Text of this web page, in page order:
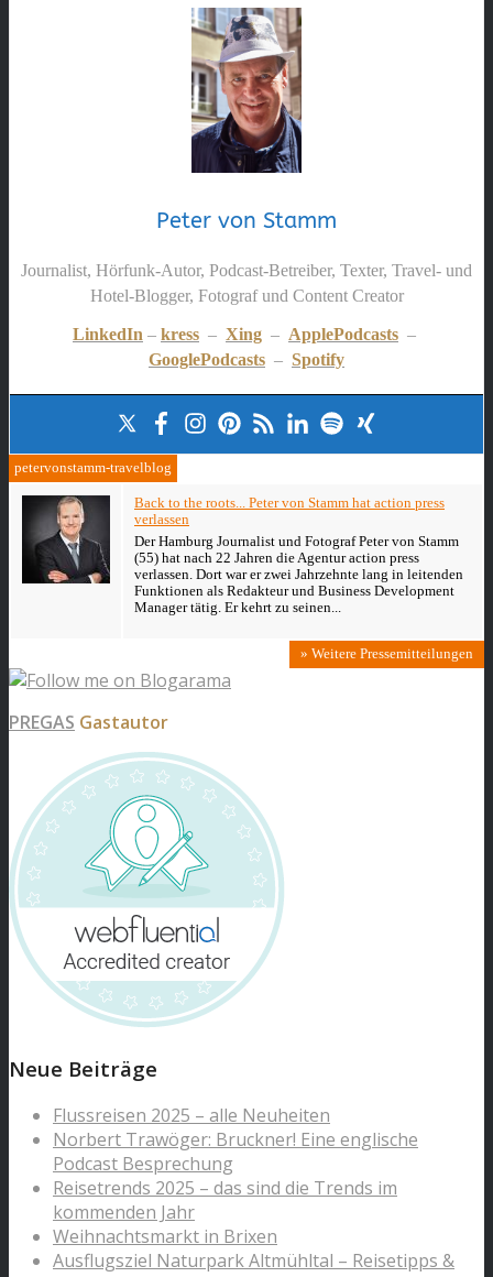
Peter von Stamm
Journalist, Hörfunk-Autor, Podcast-Betreiber, Texter, Travel- und
Hotel-Blogger, Fotograf und Content Creator
LinkedIn – kress – Xing – ApplePodcasts –
GooglePodcasts – Spotify
petervonstamm-travelblog
Back to the roots... Peter von Stamm hat action press
verlassen
Der Hamburg Journalist und Fotograf Peter von Stamm
(55) hat nach 22 Jahren die Agentur action press
verlassen. Dort war er zwei Jahrzehnte lang in leitenden
Funktionen als Redakteur und Business Development
Manager tätig. Er kehrt zu seinen...
» Weitere Pressemitteilungen
PREGAS Gastautor
Neue Beiträge
Flussreisen 2025 – alle Neuheiten
Norbert Trawöger: Bruckner! Eine englische
Podcast Besprechung
Reisetrends 2025 – das sind die Trends im
kommenden Jahr
Weihnachtsmarkt in Brixen
Ausflugsziel Naturpark Altmühltal – Reisetipps &